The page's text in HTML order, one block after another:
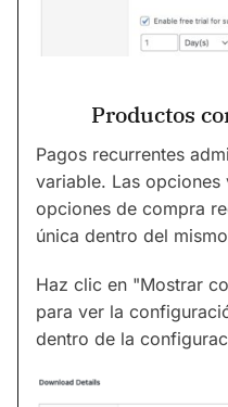
Productos
Pagos recurrentes
variable. Las
opciones de compra
única dentro del
Haz clic en "Mostrar
para ver la
dentro de la